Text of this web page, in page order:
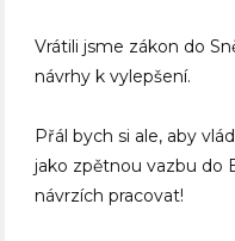
Vrátili jsme zákon do
návrhy k vylepšení.
Přál bych si ale, aby
jako zpětnou vazbu do
návrzích pracovat!